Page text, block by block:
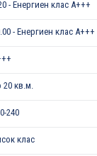
- Енергиен клас А+++
- Енергиен клас А+++
20 кв.м.
240
клас